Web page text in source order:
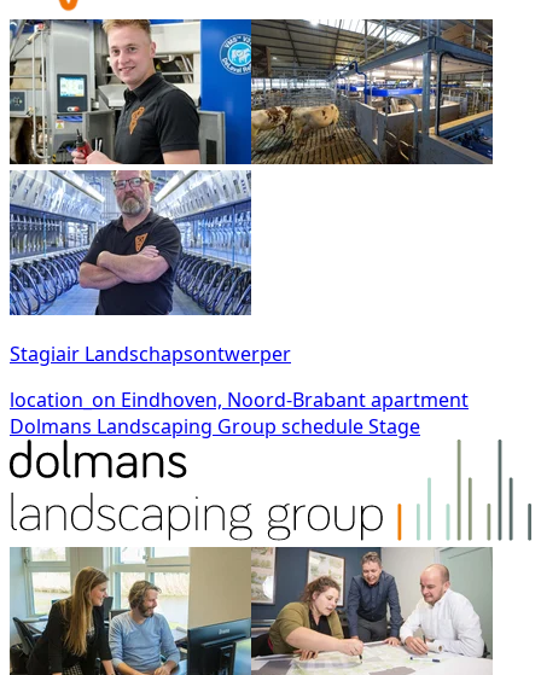
Stagiair Landschapsontwerper
location_on Eindhoven, Noord-Brabantapartment
Dolmans Landscaping Group scheduleStage